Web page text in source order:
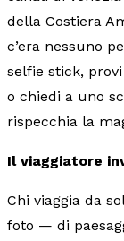
della Costiera
c’era nessuno
selfie stick,
o chiedi a uno
rispecchia la
Il viaggiatore
Chi viaggia da
foto — di